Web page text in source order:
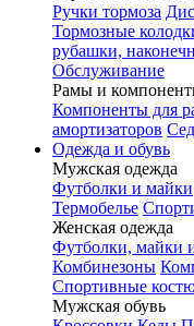
Ручки тормоза
Тормозные
рубашки,
Обслуживание
Рамы и
Компоненты для
амортизаторов
Одежда и обувь
Мужская одежда
Футболки и майки
Термобелье
Женская одежда
Футболки, майки
Комбинезоны
Спортивные
Мужская обувь